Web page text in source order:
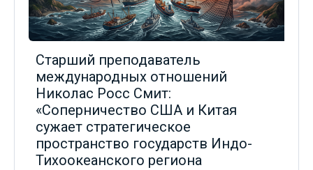
Старший преподаватель
международных отношений
Николас Росс Смит:
«Соперничество США и Китая
сужает стратегическое
пространство государств Индо-
Тихоокеанского региона